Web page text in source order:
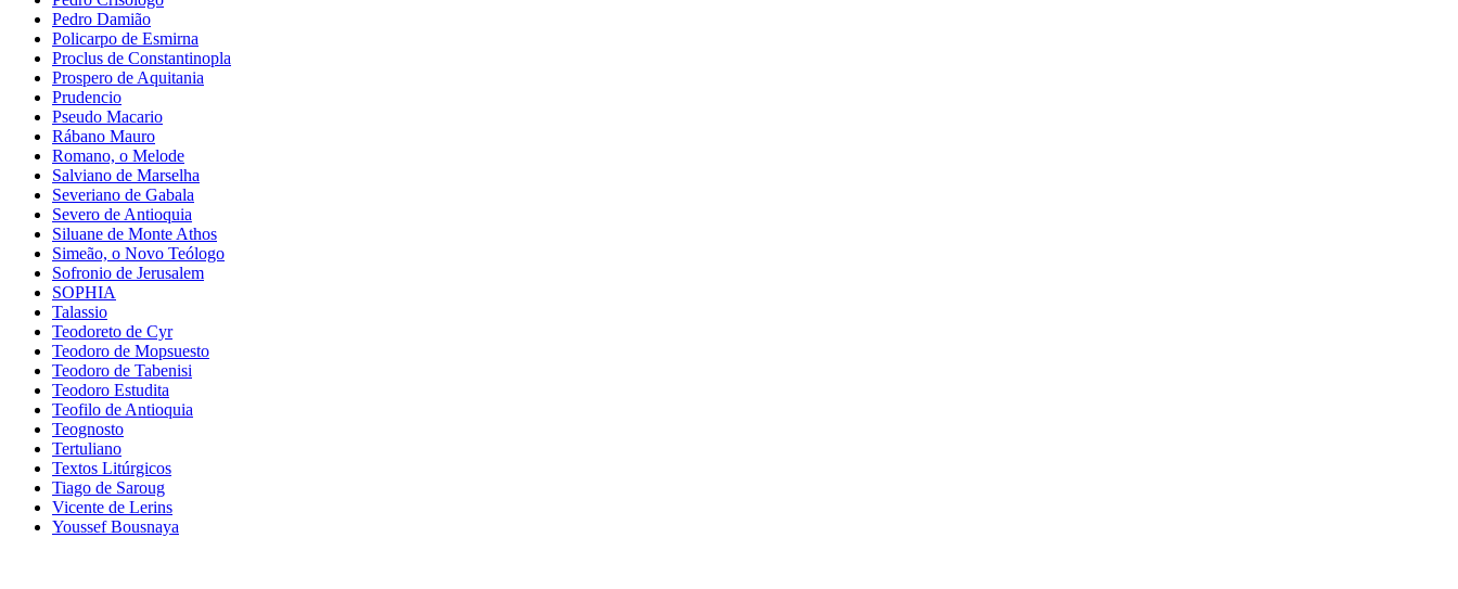
Pedro Damião
Policarpo de Esmirna
Proclus de Constantinopla
Prospero de Aquitania
Prudencio
Pseudo Macario
Rábano Mauro
Romano, o Melode
Salviano de Marselha
Severiano de Gabala
Severo de Antioquia
Siluane de Monte Athos
Simeão, o Novo Teólogo
Sofronio de Jerusalem
SOPHIA
Talassio
Teodoreto de Cyr
Teodoro de Mopsuesto
Teodoro de Tabenisi
Teodoro Estudita
Teofilo de Antioquia
Teognosto
Tertuliano
Textos Litúrgicos
Tiago de Saroug
Vicente de Lerins
Youssef Bousnaya